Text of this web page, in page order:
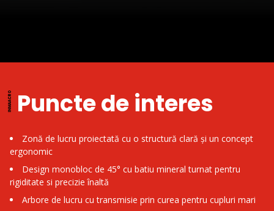
Puncte de interes
Zonă de lucru proiectată cu o structură clară și un concept
ergonomic
Design monobloc de 45° cu batiu mineral turnat pentru
rigiditate si precizie înaltă
Arbore de lucru cu transmisie prin curea pentru cupluri mari